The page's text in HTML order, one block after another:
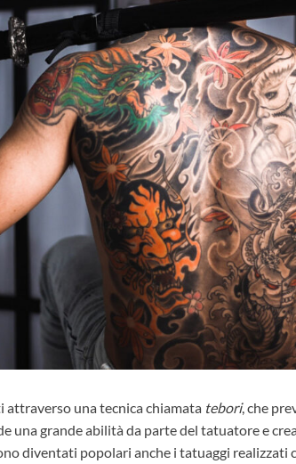
attraverso una tecnica chiamata tebori, che
una grande abilità da parte del tatuatore e
diventati popolari anche i tatuaggi realizzati